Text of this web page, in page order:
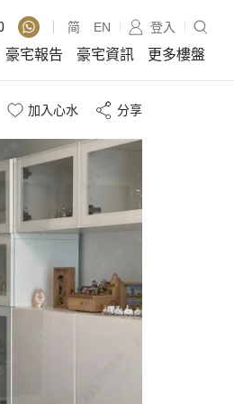
豪宅報告 豪宅資訊 更多樓盤
简 EN 登入
加入心水 分享